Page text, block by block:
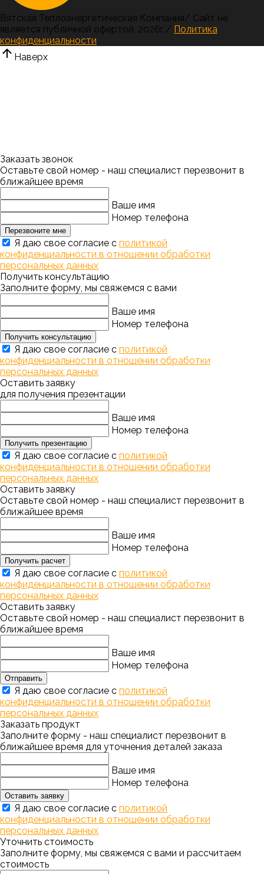
Вятская Теплоэнергетическая Компания/ Сайт не
является публичной офертой. 2026г./ Политика
конфиденциальности
Наверх
Заказать звонок
Оставьте свой номер - наш специалист перезвонит в
ближайшее время
Ваше имя
Номер телефона
Перезвоните мне
Я даю свое согласие с политикой
конфиденциальности в отношении обработки
персональных данных
Получить консультацию
Заполните форму, мы свяжемся с вами
Ваше имя
Номер телефона
Получить консультацию
Я даю свое согласие с политикой
конфиденциальности в отношении обработки
персональных данных
Оставить заявку
для получения презентации
Ваше имя
Номер телефона
Получить презентацию
Я даю свое согласие с политикой
конфиденциальности в отношении обработки
персональных данных
Оставить заявку
Оставьте свой номер - наш специалист перезвонит в
ближайшее время
Ваше имя
Номер телефона
Получить расчет
Я даю свое согласие с политикой
конфиденциальности в отношении обработки
персональных данных
Оставить заявку
Оставьте свой номер - наш специалист перезвонит в
ближайшее время
Ваше имя
Номер телефона
Отправить
Я даю свое согласие с политикой
конфиденциальности в отношении обработки
персональных данных
Заказать продукт
Заполните форму - наш специалист перезвонит в
ближайшее время для уточнения деталей заказа
Ваше имя
Номер телефона
Оставить заявку
Я даю свое согласие с политикой
конфиденциальности в отношении обработки
персональных данных
Уточнить стоимость
Заполните форму, мы свяжемся с вами и рассчитаем
стоимость